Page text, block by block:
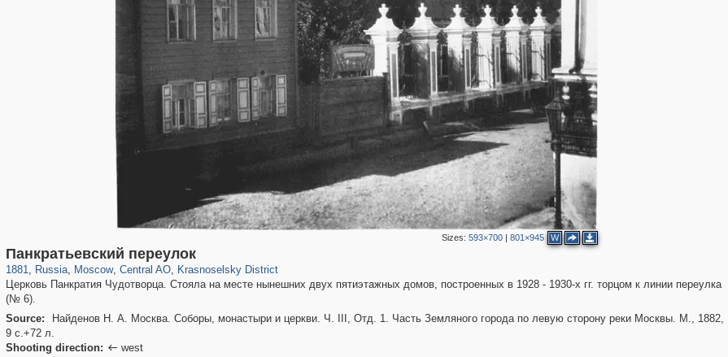
Sizes:593×700 |801×945 W
Панкратьевский переулок
1881, Russia
1,406,258 29,243
, Moscow
319,780 8,286
, Central AO
159,978 5,916
, Krasnoselsky District
6,976
Церковь Панкратия Чудотворца. Стояла на месте нынешних двух пятиэтажных домов, построенных в 1928 - 1930-х гг. торцом к линии переулка
(№ 6).
Source:
Найденов Н. А. Москва. Соборы, монастыри и церкви. Ч. III, Отд. 1. Часть Земляного города по левую сторону реки Москвы. М., 1882,
9 с.+72 л.
Shooting direction:  west